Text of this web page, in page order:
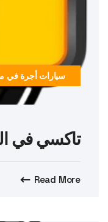
سيارات أجرة في
تاكسي في
Read More